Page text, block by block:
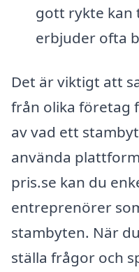
gott rykte kan
erbjuder ofta
Det är viktigt att
från olika företag
av vad ett
använda
pris.se kan du
entreprenörer
stambyten. När
ställa frågor och